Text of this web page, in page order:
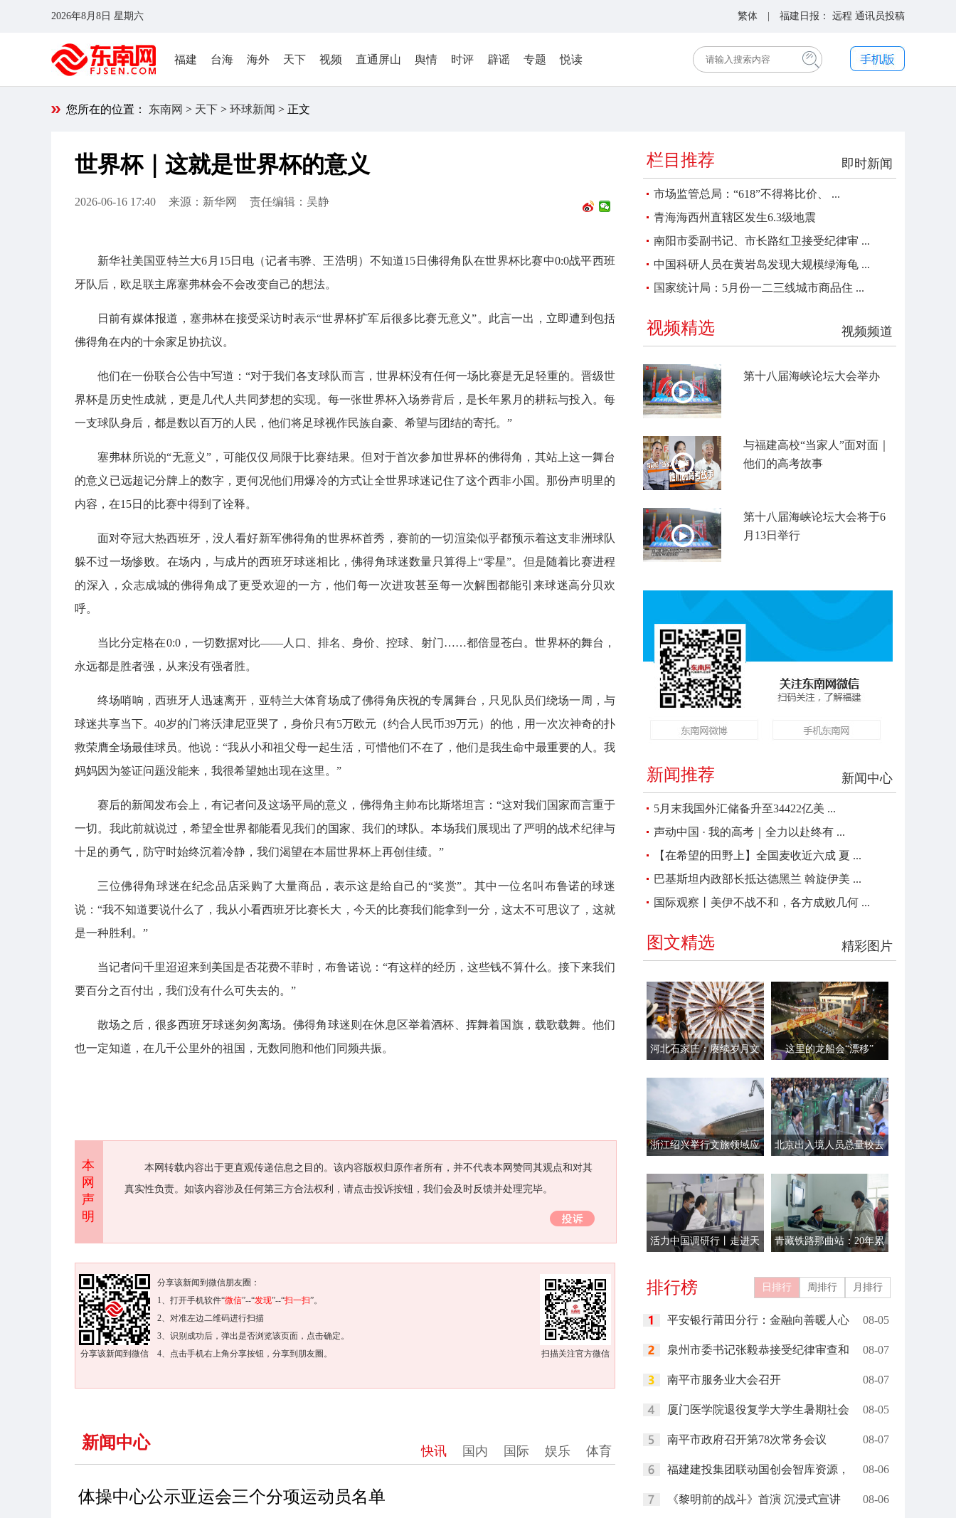
2026年8月8日 星期六 繁体 | 福建日报： 远程 通讯员投稿
福建 台海 海外 天下 视频 直通屏山 舆情 时评 辟谣 专题 悦读
您所在的位置： 东南网 > 天下 > 环球新闻 > 正文
世界杯｜这就是世界杯的意义
2026-06-16 17:40 来源：新华网 责任编辑：吴静
新华社美国亚特兰大6月15日电（记者韦骅、王浩明）不知道15日佛得角队在世界杯比赛中0:0战平西班
牙队后，欧足联主席塞弗林会不会改变自己的想法。
日前有媒体报道，塞弗林在接受采访时表示“世界杯扩军后很多比赛无意义”。此言一出，立即遭到包括
佛得角在内的十余家足协抗议。
他们在一份联合公告中写道：“对于我们各支球队而言，世界杯没有任何一场比赛是无足轻重的。晋级世
界杯是历史性成就，更是几代人共同梦想的实现。每一张世界杯入场券背后，是长年累月的耕耘与投入。每
一支球队身后，都是数以百万的人民，他们将足球视作民族自豪、希望与团结的寄托。”
塞弗林所说的“无意义”，可能仅仅局限于比赛结果。但对于首次参加世界杯的佛得角，其站上这一舞台
的意义已远超记分牌上的数字，更何况他们用爆冷的方式让全世界球迷记住了这个西非小国。那份声明里的
内容，在15日的比赛中得到了诠释。
面对夺冠大热西班牙，没人看好新军佛得角的世界杯首秀，赛前的一切渲染似乎都预示着这支非洲球队
躲不过一场惨败。在场内，与成片的西班牙球迷相比，佛得角球迷数量只算得上“零星”。但是随着比赛进程
的深入，众志成城的佛得角成了更受欢迎的一方，他们每一次进攻甚至每一次解围都能引来球迷高分贝欢
呼。
当比分定格在0:0，一切数据对比——人口、排名、身价、控球、射门……都倍显苍白。世界杯的舞台，
永远都是胜者强，从来没有强者胜。
终场哨响，西班牙人迅速离开，亚特兰大体育场成了佛得角庆祝的专属舞台，只见队员们绕场一周，与
球迷共享当下。40岁的门将沃津尼亚哭了，身价只有5万欧元（约合人民币39万元）的他，用一次次神奇的扑
救荣膺全场最佳球员。他说：“我从小和祖父母一起生活，可惜他们不在了，他们是我生命中最重要的人。我
妈妈因为签证问题没能来，我很希望她出现在这里。”
赛后的新闻发布会上，有记者问及这场平局的意义，佛得角主帅布比斯塔坦言：“这对我们国家而言重于
一切。我此前就说过，希望全世界都能看见我们的国家、我们的球队。本场我们展现出了严明的战术纪律与
十足的勇气，防守时始终沉着冷静，我们渴望在本届世界杯上再创佳绩。”
三位佛得角球迷在纪念品店采购了大量商品，表示这是给自己的“奖赏”。其中一位名叫布鲁诺的球迷
说：“我不知道要说什么了，我从小看西班牙比赛长大，今天的比赛我们能拿到一分，这太不可思议了，这就
是一种胜利。”
当记者问千里迢迢来到美国是否花费不菲时，布鲁诺说：“有这样的经历，这些钱不算什么。接下来我们
要百分之百付出，我们没有什么可失去的。”
散场之后，很多西班牙球迷匆匆离场。佛得角球迷则在休息区举着酒杯、挥舞着国旗，载歌载舞。他们
也一定知道，在几千公里外的祖国，无数同胞和他们同频共振。
本
网
声
明
本网转载内容出于更直观传递信息之目的。该内容版权归原作者所有，并不代表本网赞同其观点和对其
真实性负责。如该内容涉及任何第三方合法权利，请点击投诉按钮，我们会及时反馈并处理完毕。
扫描关注官方微信
分享该新闻到微信
分享该新闻到微信朋友圈：
1、打开手机软件“微信”--“发现”--“扫一扫”。
2、对准左边二维码进行扫描
3、识别成功后，弹出是否浏览该页面，点击确定。
4、点击手机右上角分享按钮，分享到朋友圈。
新闻中心 快讯 国内 国际 娱乐 体育
体操中心公示亚运会三个分项运动员名单
即时新闻
栏目推荐
市场监管总局：“618”不得将比价、 ...
青海海西州直辖区发生6.3级地震
南阳市委副书记、市长路红卫接受纪律审 ...
中国科研人员在黄岩岛发现大规模绿海龟 ...
国家统计局：5月份一二三线城市商品住 ...
视频频道
视频精选
第十八届海峡论坛大会举办
与福建高校“当家人”面对面｜
他们的高考故事
第十八届海峡论坛大会将于6
月13日举行
新闻中心
新闻推荐
5月末我国外汇储备升至34422亿美 ...
声动中国 · 我的高考｜全力以赴终有 ...
【在希望的田野上】全国麦收近六成 夏 ...
巴基斯坦内政部长抵达德黑兰 斡旋伊美 ...
国际观察丨美伊不战不和，各方成败几何 ...
精彩图片
图文精选
河北石家庄：赓续岁月文
这里的龙船会“漂移”
浙江绍兴举行文旅领域应
北京出入境人员总量较去
活力中国调研行丨走进天
青藏铁路那曲站：20年累
排行榜 日排行 周排行 月排行
平安银行莆田分行：金融向善暖人心 08-05
泉州市委书记张毅恭接受纪律审查和 08-07
南平市服务业大会召开 08-07
厦门医学院退役复学大学生暑期社会 08-05
南平市政府召开第78次常务会议 08-07
福建建投集团联动国创会智库资源， 08-06
《黎明前的战斗》首演 沉浸式宣讲 08-06